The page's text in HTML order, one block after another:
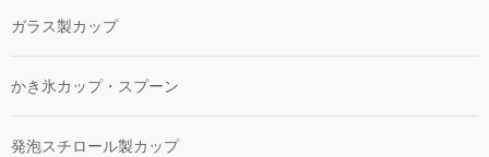
ガラス製カップ
かき氷カップ・スプーン
発泡スチロール製カップ